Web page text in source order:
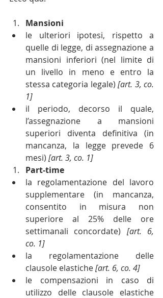
Mansioni
le ulteriori ipotesi, rispetto a
quelle di legge, di assegnazione a
mansioni inferiori (nel limite di
un livello in meno e entro la
stessa categoria legale) [art. 3, co.
1]
il periodo, decorso il quale,
l’assegnazione a mansioni
superiori diventa definitiva (in
mancanza, la legge prevede 6
mesi) [art. 3, co. 1]
Part-time
la regolamentazione del lavoro
supplementare (in mancanza,
consentito in misura non
superiore al 25% delle ore
settimanali concordate) [art. 6,
co. 1]
la regolamentazione delle
clausole elastiche [art. 6, co. 4]
le compensazioni in caso di